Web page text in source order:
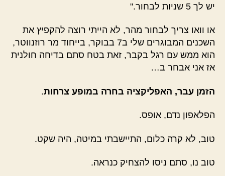
יש לך 5 שניות לבחור."
או וואו צריך לבחור מהר, לא הייתי רוצה להקפיץ את
השכנים המבוגרים שלי ב7 בבוקר, בייחוד מר רוזנווטר,
הוא ממש עם רגל בקבר, זאת בטח סתם בדיחה חולנית
אז אני אבחר ב…
הזמן עבר, האפליקציה בחרה במופע צרחות.
הפלאפון נדם, אופס.
טוב, לא קרה כלום, התיישבתי במיטה, היה שקט.
טוב נו, סתם ניסו להצחיק כנראה.